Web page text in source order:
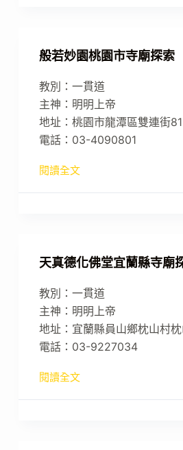
般若妙園桃園市寺廟探索
教別：一貫道
主神：明明上帝
地址：桃園市龍潭區雙連街
電話：03-4090801
閱讀全文
天真德化佛堂宜蘭縣寺廟
教別：一貫道
主神：明明上帝
地址：宜蘭縣員山鄉枕山村
電話：03-9227034
閱讀全文